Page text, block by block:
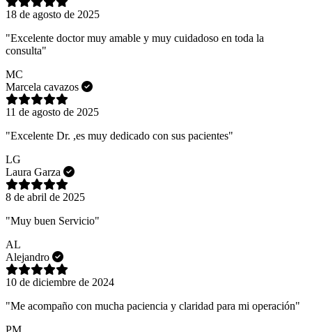
18 de agosto de 2025
"Excelente doctor muy amable y muy cuidadoso en toda la
consulta"
MC
Marcela cavazos
11 de agosto de 2025
"Excelente Dr. ,es muy dedicado con sus pacientes"
LG
Laura Garza
8 de abril de 2025
"Muy buen Servicio"
AL
Alejandro
10 de diciembre de 2024
"Me acompaño con mucha paciencia y claridad para mi operación"